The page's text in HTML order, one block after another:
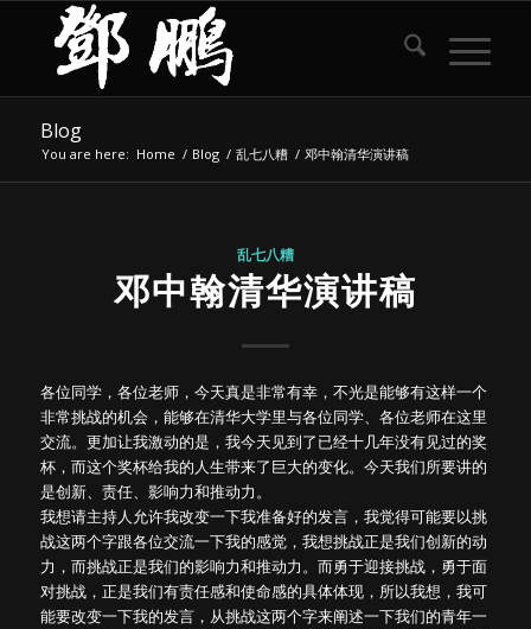
Blog
You are here: Home / Blog / 乱七八糟 / 邓中翰清华演讲稿
乱七八糟
邓中翰清华演讲稿
各位同学，各位老师，今天真是非常有幸，不光是能够有这样一个
非常挑战的机会，能够在清华大学里与各位同学、各位老师在这里
交流。更加让我激动的是，我今天见到了已经十几年没有见过的奖
杯，而这个奖杯给我的人生带来了巨大的变化。今天我们所要讲的
是创新、责任、影响力和推动力。
我想请主持人允许我改变一下我准备好的发言，我觉得可能要以挑
战这两个字跟各位交流一下我的感觉，我想挑战正是我们创新的动
力，而挑战正是我们的影响力和推动力。而勇于迎接挑战，勇于面
对挑战，正是我们有责任感和使命感的具体体现，所以我想，我可
能要改变一下我的发言，从挑战这两个字来阐述一下我们的青年一